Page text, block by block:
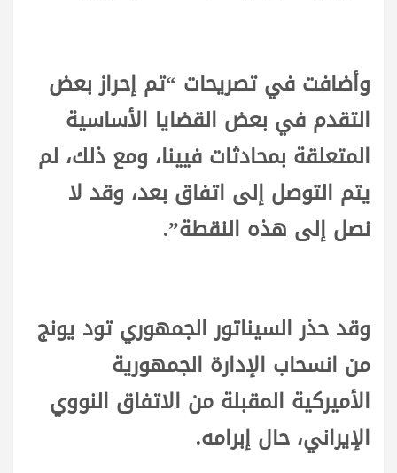
وأضافت في تصريحات “تم إحراز بعض
التقدم في بعض القضايا الأساسية
المتعلقة بمحادثات فيينا، ومع ذلك، لم
يتم التوصل إلى اتفاق بعد، وقد لا
نصل إلى هذه النقطة”.
وقد حذر السيناتور الجمهوري تود يونج
من انسحاب الإدارة الجمهورية
الأميركية المقبلة من الاتفاق النووي
الإيراني، حال إبرامه.